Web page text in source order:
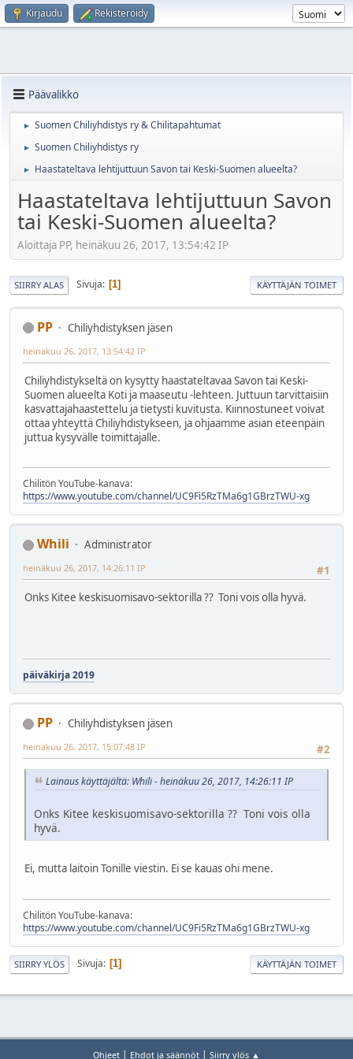
Kirjaudu Rekisteröidy
Päävalikko
► Suomen Chiliyhdistys ry & Chilitapahtumat
► Suomen Chiliyhdistys ry
► Haastateltava lehtijuttuun Savon tai Keski-Suomen alueelta?
Haastateltava lehtijuttuun Savon
tai Keski-Suomen alueelta?
Aloittaja PP, heinäkuu 26, 2017, 13:54:42 IP
SIIRRY ALAS Sivuja 1 KÄYTTÄJÄN TOIMET
PP Chiliyhdistyksen jäsen
heinäkuu 26, 2017, 13:54:42 IP
Chiliyhdistykseltä on kysytty haastateltavaa Savon tai Keski-
Suomen alueelta Koti ja maaseutu -lehteen. Juttuun tarvittaisiin
kasvattajahaastettelu ja tietysti kuvitusta. Kiinnostuneet voivat
ottaa yhteyttä Chiliyhdistykseen, ja ohjaamme asian eteenpäin
juttua kysyvälle toimittajalle.
Chilitön YouTube-kanava:
https://www.youtube.com/channel/UC9Fi5RzTMa6g1GBrzTWU-xg
Whili
Administrator
#1
heinäkuu 26, 2017, 14:26:11 IP
Onks Kitee keskisuomisavo-sektorilla ?? Toni vois olla hyvä.
päiväkirja 2019
PP
Chiliyhdistyksen jäsen
#2
heinäkuu 26, 2017, 15:07:48 IP
Lainaus käyttäjältä: Whili - heinäkuu 26, 2017, 14:26:11 IP
Onks Kitee keskisuomisavo-sektorilla ?? Toni vois olla
hyvä.
Ei, mutta laitoin Tonille viestin. Ei se kauas ohi mene.
Chilitön YouTube-kanava:
https://www.youtube.com/channel/UC9Fi5RzTMa6g1GBrzTWU-xg
SIIRRY YLÖS Sivuja 1 KÄYTTÄJÄN TOIMET
Ohjeet | Ehdot ja säännöt | Siirry ylös ▲